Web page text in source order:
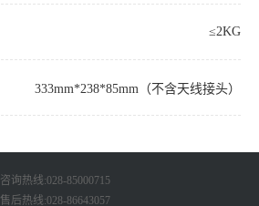
≤2KG
333mm*238*85mm（不含天线接头）
咨询热线:028-85000715
售后热线:028-86643057